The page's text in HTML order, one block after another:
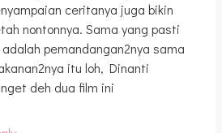
ceritanya juga bikin
nontonnya. Sama yang pasti
adalah pemandangan2nya sama
itu loh, Dinanti
deh dua film ini